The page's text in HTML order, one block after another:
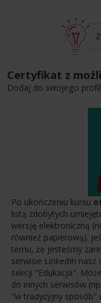
Certyfikat z
Dodaj do swojego
Po ukończeniu kursu
listą zdobytych
wersję elektroniczną
również papierową).
temu, że jesteśmy
serwisie LinkedIn
sekcji "Edukacja".
do innych serwisów
"w tradycyjny sposób"